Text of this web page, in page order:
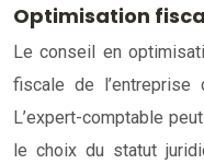
Optimisation
Le conseil en
fiscale de
L’expert-comptable
le choix du statut